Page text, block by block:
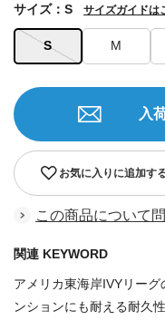
S M
サイズ：S サイズガイドは
お気に入りに追加す
入
この商品について
関連 KEYWORD
アメリカ東海岸IVYリー
ンションにも耐える耐久